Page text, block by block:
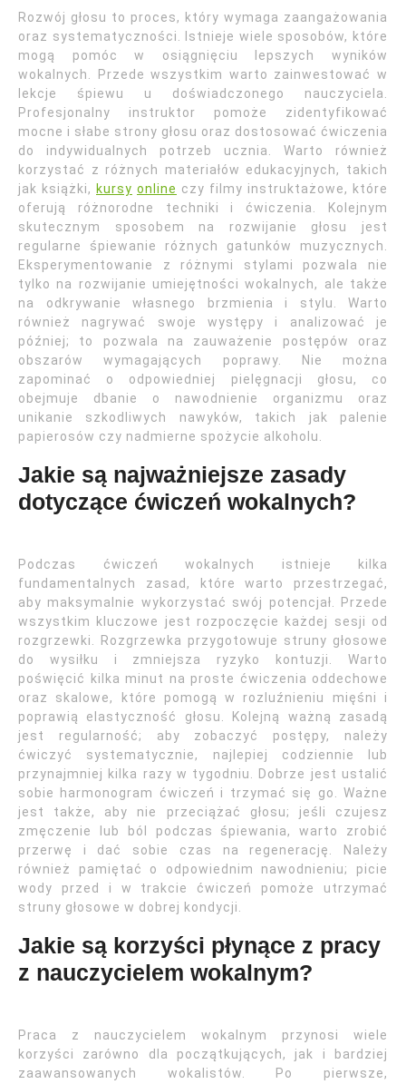
Rozwój głosu to proces, który wymaga zaangażowania
oraz systematyczności. Istnieje wiele sposobów, które
mogą pomóc w osiągnięciu lepszych wyników
wokalnych. Przede wszystkim warto zainwestować w
lekcje śpiewu u doświadczonego nauczyciela.
Profesjonalny instruktor pomoże zidentyfikować
mocne i słabe strony głosu oraz dostosować ćwiczenia
do indywidualnych potrzeb ucznia. Warto również
korzystać z różnych materiałów edukacyjnych, takich
jak książki, kursy online czy filmy instruktażowe, które
oferują różnorodne techniki i ćwiczenia. Kolejnym
skutecznym sposobem na rozwijanie głosu jest
regularne śpiewanie różnych gatunków muzycznych.
Eksperymentowanie z różnymi stylami pozwala nie
tylko na rozwijanie umiejętności wokalnych, ale także
na odkrywanie własnego brzmienia i stylu. Warto
również nagrywać swoje występy i analizować je
później; to pozwala na zauważenie postępów oraz
obszarów wymagających poprawy. Nie można
zapominać o odpowiedniej pielęgnacji głosu, co
obejmuje dbanie o nawodnienie organizmu oraz
unikanie szkodliwych nawyków, takich jak palenie
papierosów czy nadmierne spożycie alkoholu.
Jakie są najważniejsze zasady
dotyczące ćwiczeń wokalnych?
Podczas ćwiczeń wokalnych istnieje kilka
fundamentalnych zasad, które warto przestrzegać,
aby maksymalnie wykorzystać swój potencjał. Przede
wszystkim kluczowe jest rozpoczęcie każdej sesji od
rozgrzewki. Rozgrzewka przygotowuje struny głosowe
do wysiłku i zmniejsza ryzyko kontuzji. Warto
poświęcić kilka minut na proste ćwiczenia oddechowe
oraz skalowe, które pomogą w rozluźnieniu mięśni i
poprawią elastyczność głosu. Kolejną ważną zasadą
jest regularność; aby zobaczyć postępy, należy
ćwiczyć systematycznie, najlepiej codziennie lub
przynajmniej kilka razy w tygodniu. Dobrze jest ustalić
sobie harmonogram ćwiczeń i trzymać się go. Ważne
jest także, aby nie przeciążać głosu; jeśli czujesz
zmęczenie lub ból podczas śpiewania, warto zrobić
przerwę i dać sobie czas na regenerację. Należy
również pamiętać o odpowiednim nawodnieniu; picie
wody przed i w trakcie ćwiczeń pomoże utrzymać
struny głosowe w dobrej kondycji.
Jakie są korzyści płynące z pracy
z nauczycielem wokalnym?
Praca z nauczycielem wokalnym przynosi wiele
korzyści zarówno dla początkujących, jak i bardziej
zaawansowanych wokalistów. Po pierwsze,